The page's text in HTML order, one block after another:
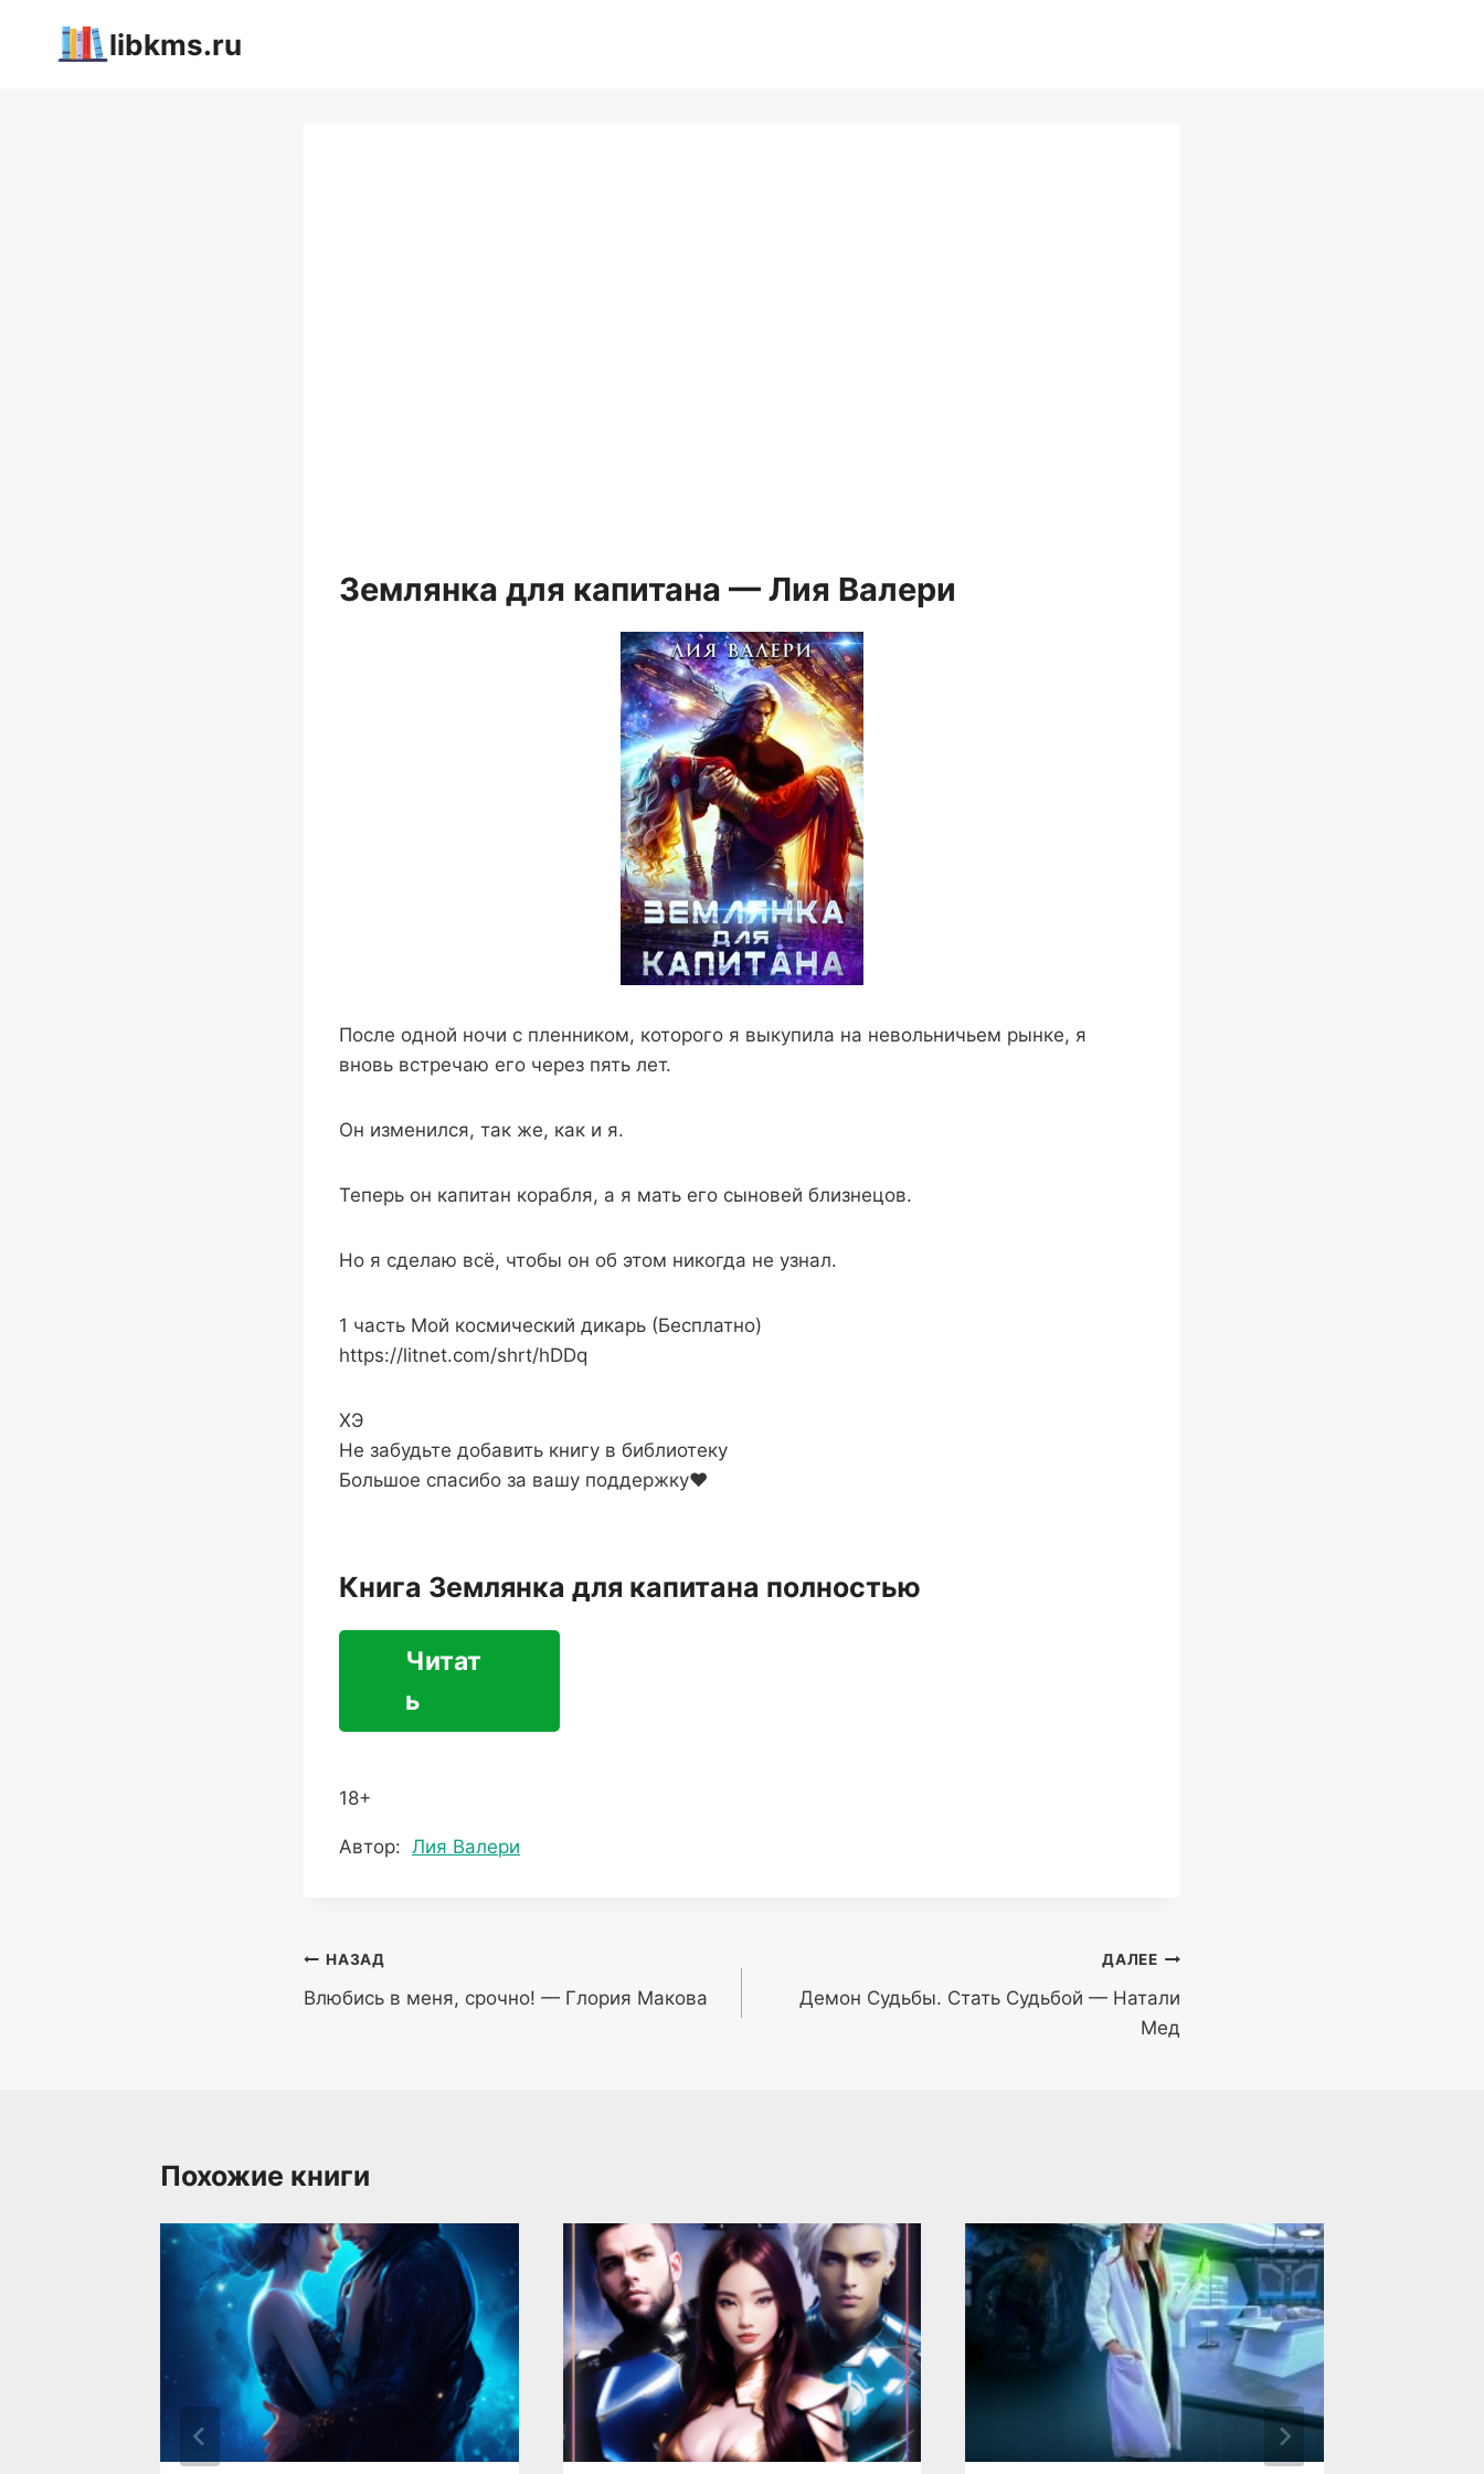
libkms.ru
Землянка для капитана — Лия Валери
После одной ночи с пленником, которого я выкупила на невольничьем рынке, я
вновь встречаю его через пять лет.
Он изменился, так же, как и я.
Теперь он капитан корабля, а я мать его сыновей близнецов.
Но я сделаю всё, чтобы он об этом никогда не узнал.
1 часть Мой космический дикарь (Бесплатно)
https://litnet.com/shrt/hDDq
ХЭ
Не забудьте добавить книгу в библиотеку
Большое спасибо за вашу поддержку❤️
Книга Землянка для капитана полностью
Читат
ь
18+
Метки
Автор: Лия Валери
Навигация
по
НАЗАД
Влюбись в меня, срочно! — Глория Макова
ДАЛЕЕ
Демон Судьбы. Стать Судьбой — Натали
Мед
Похожие книги